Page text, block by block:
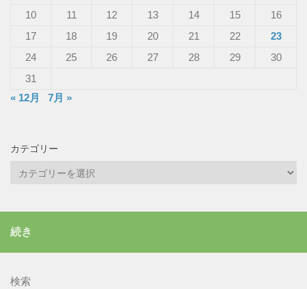
10
11 12 13 14 15
16
17
18 19 20 21 22
23
24
25 26 27 28 29
30
31
« 12月
7月 »
カテゴリー
ー
続き
検索